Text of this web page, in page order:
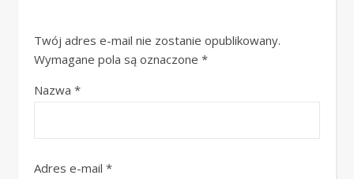
Twój adres e-mail nie zostanie opublikowany.
Wymagane pola są oznaczone *
Nazwa *
Adres e-mail *